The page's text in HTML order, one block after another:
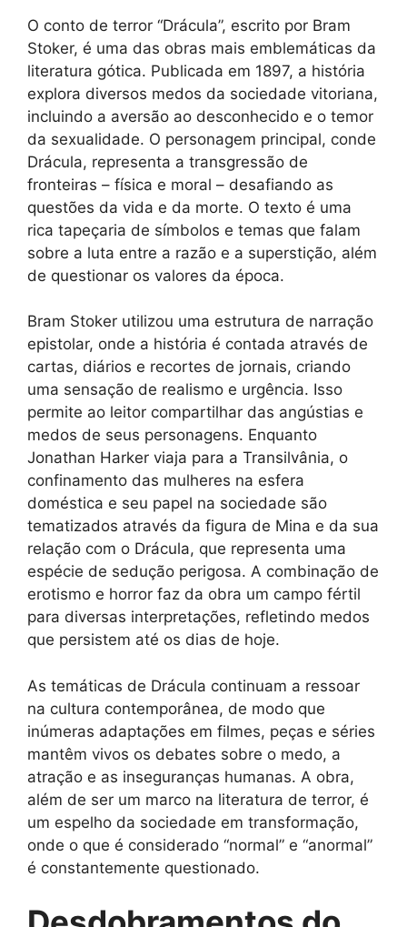
O conto de terror “Drácula”, escrito por Bram
Stoker, é uma das obras mais emblemáticas da
literatura gótica. Publicada em 1897, a história
explora diversos medos da sociedade vitoriana,
incluindo a aversão ao desconhecido e o temor
da sexualidade. O personagem principal, conde
Drácula, representa a transgressão de
fronteiras – física e moral – desafiando as
questões da vida e da morte. O texto é uma
rica tapeçaria de símbolos e temas que falam
sobre a luta entre a razão e a superstição, além
de questionar os valores da época.
Bram Stoker utilizou uma estrutura de narração
epistolar, onde a história é contada através de
cartas, diários e recortes de jornais, criando
uma sensação de realismo e urgência. Isso
permite ao leitor compartilhar das angústias e
medos de seus personagens. Enquanto
Jonathan Harker viaja para a Transilvânia, o
confinamento das mulheres na esfera
doméstica e seu papel na sociedade são
tematizados através da figura de Mina e da sua
relação com o Drácula, que representa uma
espécie de sedução perigosa. A combinação de
erotismo e horror faz da obra um campo fértil
para diversas interpretações, refletindo medos
que persistem até os dias de hoje.
As temáticas de Drácula continuam a ressoar
na cultura contemporânea, de modo que
inúmeras adaptações em filmes, peças e séries
mantêm vivos os debates sobre o medo, a
atração e as inseguranças humanas. A obra,
além de ser um marco na literatura de terror, é
um espelho da sociedade em transformação,
onde o que é considerado “normal” e “anormal”
é constantemente questionado.